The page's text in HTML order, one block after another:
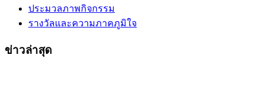
ประมวลภาพกิจกรรม
รางวัลและความภาคภูมิใจ
ข่าวล่าสุด